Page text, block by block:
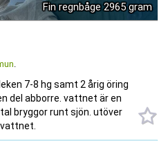
Fin regnbåge 2965 gram
.
7-8 hg samt 2 årig öring
del abborre. vattnet är en
bryggor runt sjön. utöver